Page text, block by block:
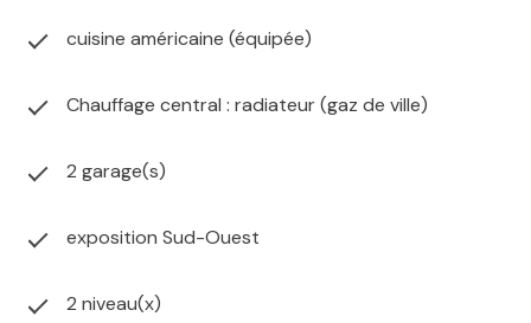
cuisine américaine (équipée)
Chauffage central : radiateur (gaz de ville)
2 garage(s)
exposition Sud-Ouest
2 niveau(x)